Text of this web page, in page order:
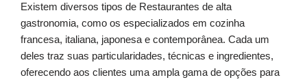
Existem diversos tipos de Restaurantes de alta
gastronomia, como os especializados em cozinha
francesa, italiana, japonesa e contemporânea. Cada um
deles traz suas particularidades, técnicas e ingredientes,
oferecendo aos clientes uma ampla gama de opções para